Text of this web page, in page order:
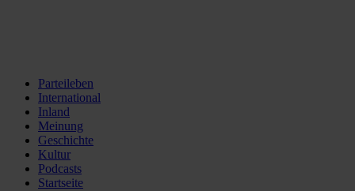
Parteileben
International
Inland
Meinung
Geschichte
Kultur
Podcasts
Startseite